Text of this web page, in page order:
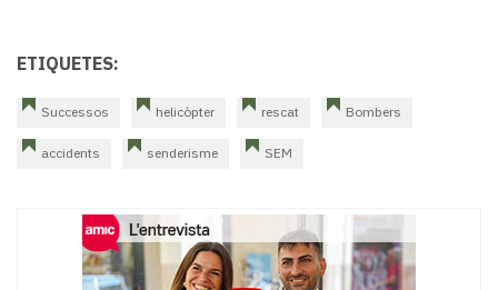
ETIQUETES:
Successos helicòpter rescat Bombers
accidents senderisme SEM